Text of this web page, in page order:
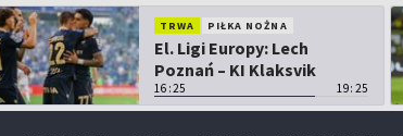
TRWA PIŁKA NOŻNA
El. Ligi Europy: Lech
Poznań – KI Klaksvik
16:25 19:25